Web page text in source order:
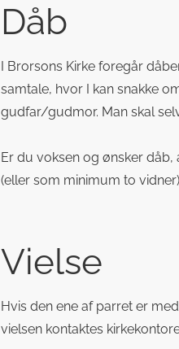
Dåb
I Brorsons Kirke foregår
samtale, hvor I kan snakke
gudfar/gudmor. Man skal
Er du voksen og ønsker
(eller som minimum to
Vielse
Hvis den ene af parret er
vielsen kontaktes